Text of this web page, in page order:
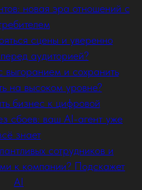
новая эра отношений с
сцены и уверенно
аудиторией?
выгоранием и сохранить
на высоком уровне?
бизнес к цифровой
сбоев: ваш AI-агент уже
знает
сотрудников и
к компании? Подскажет
AI